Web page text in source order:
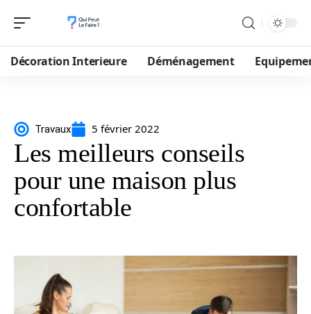
Décoration Interieure Déménagement
Travaux 5 février 2022
Les meilleurs conseils
pour une maison plus
confortable